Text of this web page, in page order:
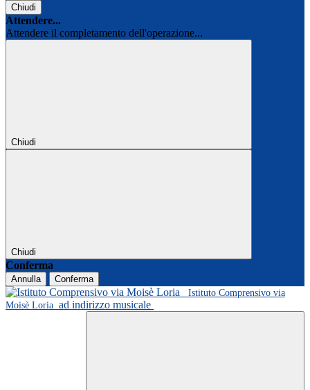
Chiudi
Attendere...
Attendere il completamento dell'operazione...
Chiudi
Chiudi
Conferma
Annulla
Conferma
Istituto Comprensivo via
Moisè Loria ad indirizzo musicale